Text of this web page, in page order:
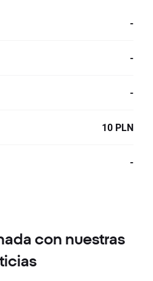
-
-
-
10 PLN
-
con nuestras